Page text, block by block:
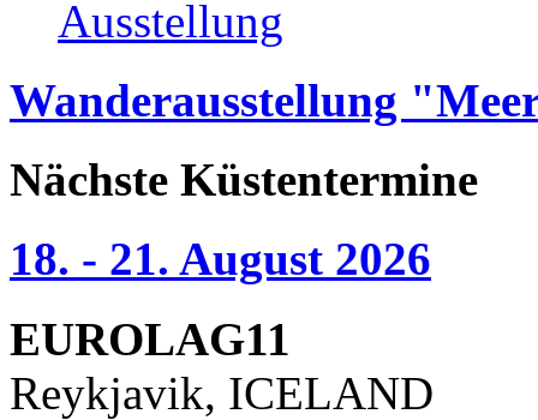
Wanderausstellung
Nächste Küstentermine
18. - 21. August 2026
EUROLAG11
Reykjavik, ICELAND